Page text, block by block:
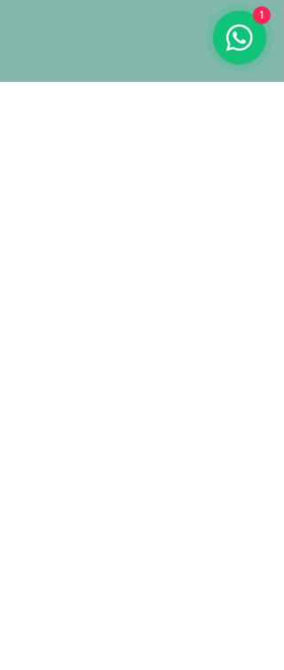
1